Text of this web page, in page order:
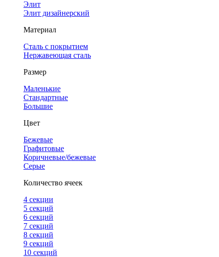
Элит
Элит дизайнерский
Материал
Сталь с покрытием
Нержавеющая сталь
Размер
Маленькие
Стандартные
Большие
Цвет
Бежевые
Графитовые
Коричневые/бежевые
Серые
Количество ячеек
4 cекции
5 секций
6 секций
7 секций
8 секций
9 секций
10 секций